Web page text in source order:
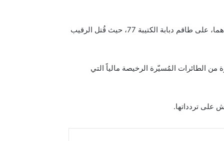
وذكرت أنّ 4 طائرات مسيرة اخترقت في منطقة الطيبة (جنوبي لبنان)، حيث تعمل الفرقة 36. اثنتان أصابتا هدفهما بدقة: إحداهما، على طاقم دبابة الكتيبة 77، حيث قُتل الرقيب
الطائرات المُسيّرة الرخيصة مالياً التي
على تردداتها.